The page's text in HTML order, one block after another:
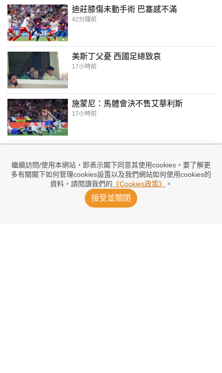
繼續訪問/使用本網站，即表示閣下同意其使用cookies。要了解更
多有關閣下如何管理cookies設置以及我們網站如何使用cookies的
資料，請閱讀我們的 《Cookies政策》 。
接受並關閉
迪莊膝傷未動手術 巴塞感不滿
42分鐘前
美斯丁父憂 西國足總致哀
17小時前
施蒙尼：馬體會決不售艾華利斯
17小時前
馬斯坦東奴落「馬」外借費倫天拿
2026/08/08 12:03